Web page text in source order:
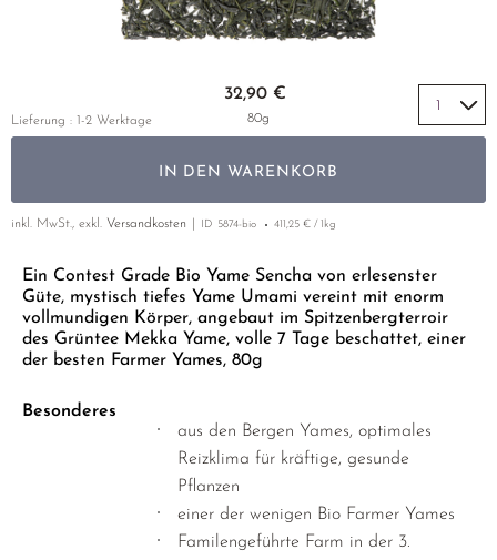
EMPFEHLUNGEN
LUSHAN CLOUD & MIST
SUI TONG CHA
TAIPING HOUKUI
WHITE CRANE WAVE
SORTEN ÜBERSICHT CHINA
MIYAZAKI
SHIBUSHI
UJI
YAME
YUNNAN
GELBER TEE
SETS & GIFTS
PHOENIX DANCONG
ZHANGPING SHUI XIAN
JAPAN
THAILAND
EMPFEHLUNGEN
SETS & GIFTS
TÜRKEI
EMPFEHLUNGEN
SETS & GIFTS
NACH SORTE
MATE TEE
SELTENE INCENCES
Ein Contest Grade Bio Yame Sencha von erlesenster
Güte, mystisch tiefes Yame Umami vereint mit enorm
vollmundigen Körper, angebaut im Spitzenbergterroir
des Grüntee Mekka Yame, volle 7 Tage beschattet, einer
der besten Farmer Yames, 80g
Besonderes
aus den Bergen Yames, optimales
Reizklima für kräftige, gesunde
Pflanzen
einer der wenigen Bio Farmer Yames
Familengeführte Farm in der 3.
32,90 €
80g
IN DEN WARENKORB
Lieferung : 1-2 Werktage
inkl. MwSt., exkl. Versandkosten ID 5874-bio 411,25 € / 1kg